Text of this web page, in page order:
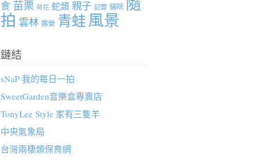
食 苗栗 荷花 蛇類 親子 記實 貓咪
拍 雲林 露營 青蛙風景
鏈結
sNaP 我的每日一拍
SweetGarden音樂盒專賣店
TonyLee Style 家有三隻羊
中央氣象局
台灣兩棲類保育網